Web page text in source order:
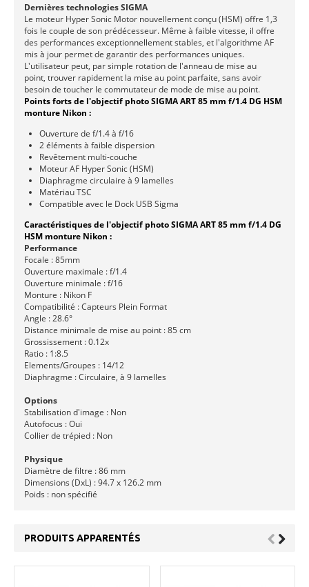
Dernières technologies SIGMA
Le moteur Hyper Sonic Motor nouvellement conçu (HSM) offre 1,3
fois le couple de son prédécesseur. Même à faible vitesse, il offre
des performances exceptionnellement stables, et l'algorithme AF
mis à jour permet de garantir des performances uniques.
L'utilisateur peut, par simple rotation de l'anneau de mise au
point, trouver rapidement la mise au point parfaite, sans avoir
besoin de toucher le commutateur de mode de mise au point.
Points forts de l'objectif photo SIGMA ART 85 mm f/1.4 DG HSM
monture Nikon :
Ouverture de f/1.4 à f/16
2 éléments à faible dispersion
Revêtement multi-couche
Moteur AF Hyper Sonic (HSM)
Diaphragme circulaire à 9 lamelles
Matériau TSC
Compatible avec le Dock USB Sigma
Caractéristiques de l'objectif photo SIGMA ART 85 mm f/1.4 DG
HSM monture Nikon :
Performance
Focale : 85mm
Ouverture maximale : f/1.4
Ouverture minimale : f/16
Monture : Nikon F
Compatibilité : Capteurs Plein Format
Angle : 28.6°
Distance minimale de mise au point : 85 cm
Grossissement : 0.12x
Ratio : 1:8.5
Elements/Groupes : 14/12
Diaphragme : Circulaire, à 9 lamelles
Options
Stabilisation d'image : Non
Autofocus : Oui
Collier de trépied : Non
Physique
Diamètre de filtre : 86 mm
Dimensions (DxL) : 94.7 x 126.2 mm
Poids : non spécifié
PRODUITS APPARENTÉS